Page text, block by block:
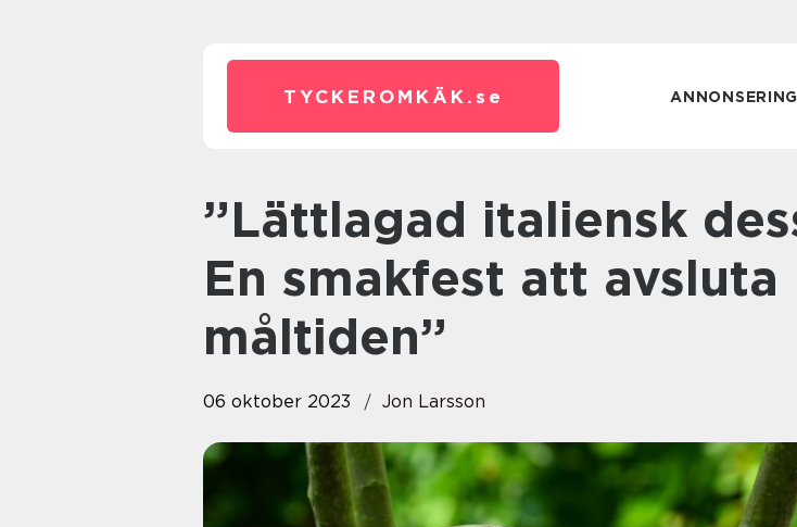
TYCKEROMKÄK. se ANNONSERING
”Lättlagad italiensk dessert –
En smakfest att avsluta
måltiden”
06 oktober 2023 Jon Larsson